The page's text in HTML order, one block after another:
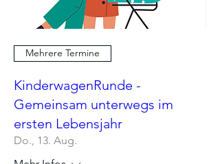
Mehrere Termine
KinderwagenRunde -
Gemeinsam unterwegs im
ersten Lebensjahr
Do., 13. Aug.